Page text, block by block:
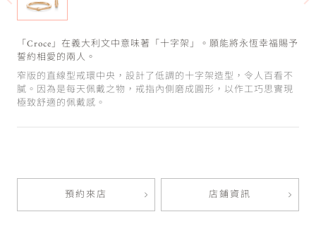
「Croce」在義大利文中意味著「十字架」。願能將永恆幸福賜予
誓約相愛的兩人。
窄版的直線型戒環中央，設計了低調的十字架造型，令人百看不
膩。因為是每天佩戴之物，戒指內側磨成圓形，以作工巧思實現
極致舒適的佩戴感。
預約來店 店鋪資訊